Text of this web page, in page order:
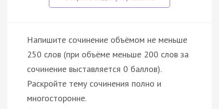
Напишите сочинение объёмом не меньше
250 слов (при объёме меньше 200 слов за
сочинение выставляется 0 баллов).
Раскройте тему сочинения полно и
многосторонне.